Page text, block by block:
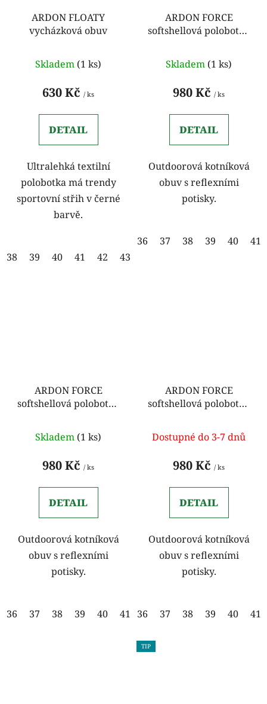
ARDON FLOATY
vycházková obuv
Skladem (1 ks)
630 Kč / ks
DETAIL
Ultralehká textilní
polobotka má trendy
sportovní střih v černé
barvě.
38 39 40 41 42 43
ARDON FORCE
softshellová polobotka
Skladem (1 ks)
980 Kč / ks
DETAIL
Outdoorová kotníková
obuv s reflexními
potisky.
36 37 38 39 40 41
ARDON FORCE
softshellová polobotka
Skladem (1 ks)
980 Kč / ks
DETAIL
Outdoorová kotníková
obuv s reflexními
potisky.
36 37 38 39 40 41 42 43 44 45 46 47
ARDON FORCE
softshellová polobotka
Dostupné do 3-7 dnů
980 Kč / ks
DETAIL
Outdoorová kotníková
obuv s reflexními
potisky.
36 37 38 39 40 41
TIP